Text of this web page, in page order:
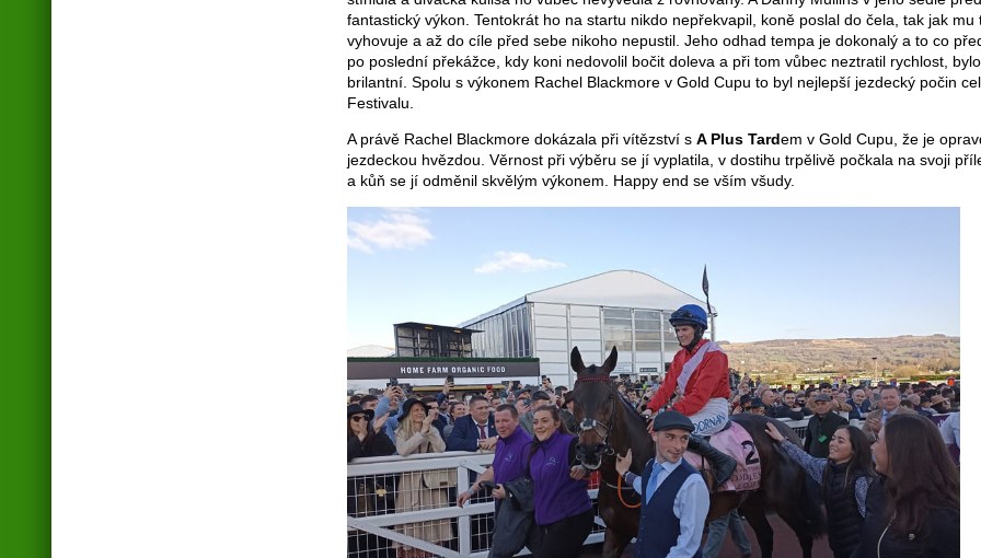
fantastický výkon. Tentokrát ho na startu nikdo nepřekvapil, koně poslal do čela, tak jak mu
vyhovuje a až do cíle před sebe nikoho nepustil. Jeho odhad tempa je dokonalý a to co
po poslední překážce, kdy koni nedovolil bočit doleva a při tom vůbec neztratil rychlost, bylo
brilantní. Spolu s výkonem Rachel Blackmore v Gold Cupu to byl nejlepší jezdecký počin
Festivalu.
A právě Rachel Blackmore dokázala při vítězství s A Plus Tardem v Gold Cupu, že je
jezdeckou hvězdou. Věrnost při výběru se jí vyplatila, v dostihu trpělivě počkala na svoji
a kůň se jí odměnil skvělým výkonem. Happy end se vším všudy.